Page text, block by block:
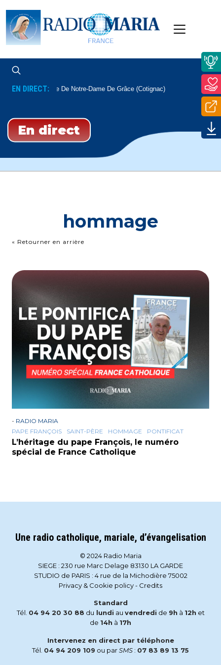
EN DIRECT:Messe De Notre-Dame De Grâce (Cotignac) Tous Les
En direct
hommage
« Retourner en arrière
- RADIO MARIA
PAPE FRANÇOIS
SAINT-PÈRE HOMMAGE PONTIFICAT
L’héritage du pape François, le numéro
spécial de France Catholique
Une radio catholique, mariale, d’évangelisation
© 2024 Radio Maria
SIEGE : 230 rue Marc Delage 83130 LA GARDE
STUDIO de PARIS : 4 rue de la Michodière 75002
Privacy & Cookie policy- Credits
Standard
Tél. 04 94 20 30 88 du lundi au vendredi de 9h à 12h et
de 14h à 17h
Intervenez en direct par téléphone
Tél. 04 94 209 109 ou parSMS : 07 83 89 13 75